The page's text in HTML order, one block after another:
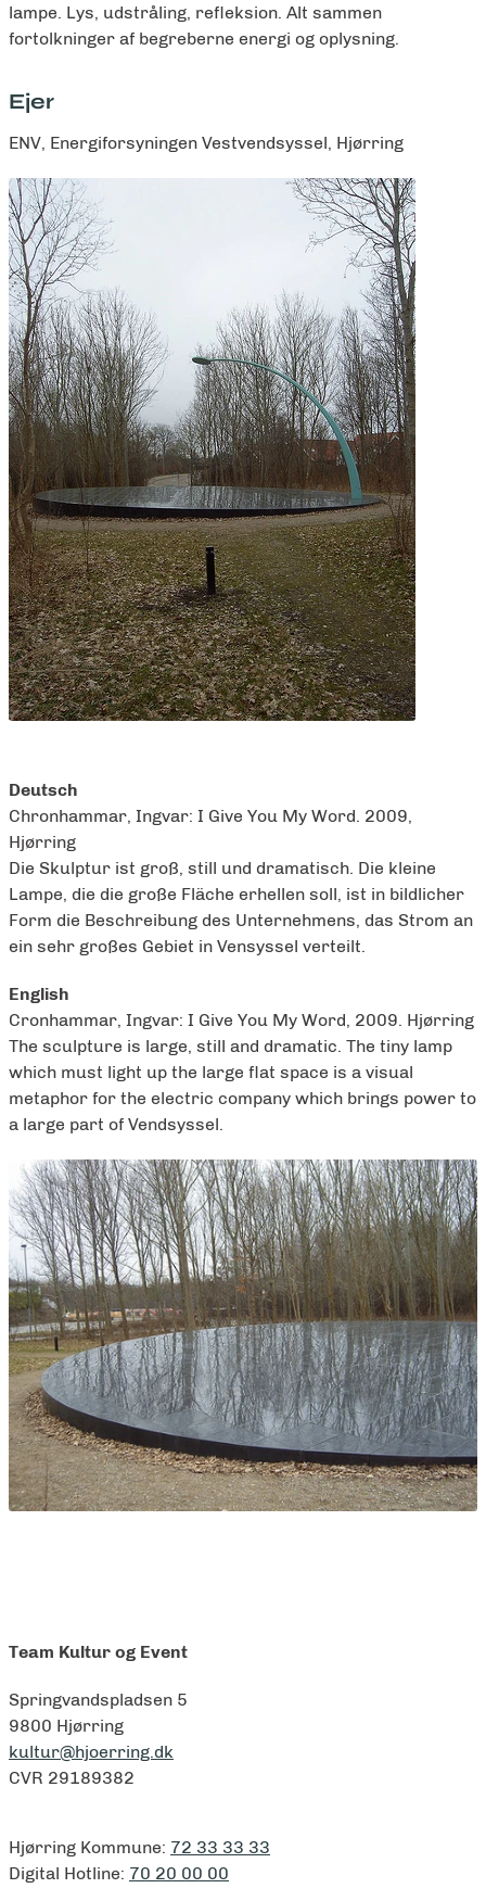
lampe. Lys, udstråling, refleksion. Alt sammen
fortolkninger af begreberne energi og oplysning.
Ejer
ENV, Energiforsyningen Vestvendsyssel, Hjørring
Deutsch
Chronhammar, Ingvar: I Give You My Word. 2009,
Hjørring
Die Skulptur ist groß, still und dramatisch. Die kleine
Lampe, die die große Fläche erhellen soll, ist in bildlicher
Form die Beschreibung des Unternehmens, das Strom an
ein sehr großes Gebiet in Vensyssel verteilt.
English
Cronhammar, Ingvar: I Give You My Word, 2009. Hjørring
The sculpture is large, still and dramatic. The tiny lamp
which must light up the large flat space is a visual
metaphor for the electric company which brings power to
a large part of Vendsyssel.
Team Kultur og Event
Springvandspladsen 5
9800 Hjørring
kultur@hjoerring.dk
CVR 29189382
Hjørring Kommune: 72 33 33 33
Digital Hotline: 70 20 00 00